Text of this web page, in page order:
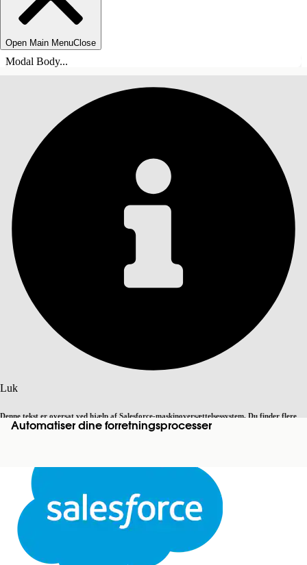
Open Main MenuClose
Modal Body...
Luk
Denne tekst er oversat ved hjælp af Salesforce-maskinoversættelsessystem. Du finder flere
detaljerher . Skift til engelsk Ikke nu
Luk
Automatiser dine forretningsprocesser
INDHOLD